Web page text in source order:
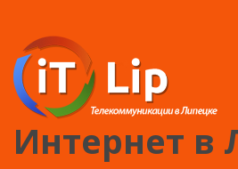
Интернет в